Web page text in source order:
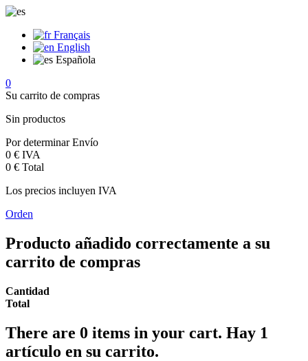
Français
English
Española
0
Su carrito de compras
Sin productos
Por determinarEnvío
0 € IVA
0 € Total
Los precios incluyen IVA
Orden
Producto añadido correctamente a su
carrito de compras
Cantidad
Total
There are 0 items in your cart. Hay 1
artículo en su carrito.